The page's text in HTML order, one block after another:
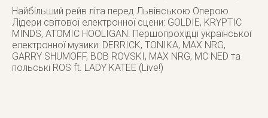
Найбільший рейв літа перед Львівською Оперою.
Лідери світової електронної сцени: GOLDIE, KRYPTIC
MINDS, ATOMIC HOOLIGAN. Першопрохідці української
електронної музики: DERRICK, TONIKA, MAX NRG,
GARRY SHUMOFF, BOB ROVSKI, MAX NRG, MC NED та
польські ROS ft. LADY KATEE (Live!)